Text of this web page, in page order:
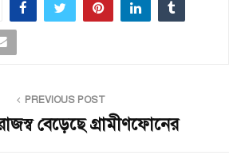
PREVIOUS POST
বেড়েছে গ্রামীণফোনের